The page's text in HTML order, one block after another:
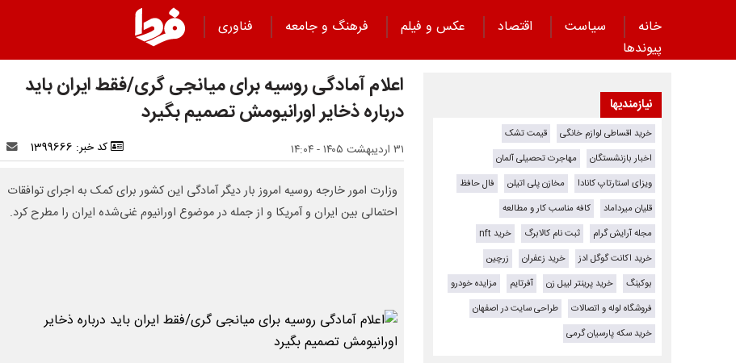
خانه سیاست اقتصاد عکس و فیلم فرهنگ و جامعه
فناوری
پیوند‌ها
اعلام آمادگی روسیه برای میانجی گری/فقط ایران باید
درباره ذخایر اورانیومش تصمیم‌ بگیرد
۳۱ اردیبهشت ۱۴۰۵ - ۱۴:۰۴ کد خبر: 1399666
وزارت امور خارجه روسیه امروز بار دیگر آمادگی این کشور برای کمک به اجرای توافقات
احتمالی بین ایران و آمریکا و از جمله در موضوع اورانیوم غنی‌شده ایران را مطرح کرد.
نیازمندیها
خرید اقساطی لوازم خانگی
قیمت تشک
اخبار بازنشستگان
مهاجرت تحصیلی آلمان
ویزای استارتاپ کانادا
مخازن پلی اتیلن
فال حافظ
قلیان میرداماد
کافه مناسب کار و مطالعه
مجله آرایش گرام
ثبت نام کالابرگ
خرید nft
خرید اکانت گوگل ادز
خرید زعفران
زرچین
بوکینگ
خرید پرینتر لیبل زن آفرتایم
مزایده خودرو
فروشگاه لوله و اتصالات
طراحی سایت در اصفهان
خرید سکه پارسیان گرمی